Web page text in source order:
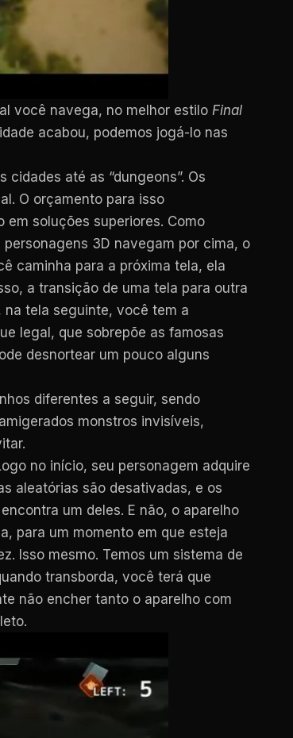
você navega, no melhor estilo Final
acabou, podemos jogá-lo nas
até as “dungeons”. Os
O orçamento para isso
soluções superiores. Como
3D navegam por cima, o
caminha para a próxima tela, ela
a transição de uma tela para outra
tela seguinte, você tem a
legal, que sobrepõe as famosas
desnortear um pouco alguns
diferentes a seguir, sendo
monstros invisíveis,
no início, seu personagem adquire
aleatórias são desativadas, e os
um deles. E não, o aparelho
para um momento em que esteja
Isso mesmo. Temos um sistema de
transborda, você terá que
não encher tanto o aparelho com